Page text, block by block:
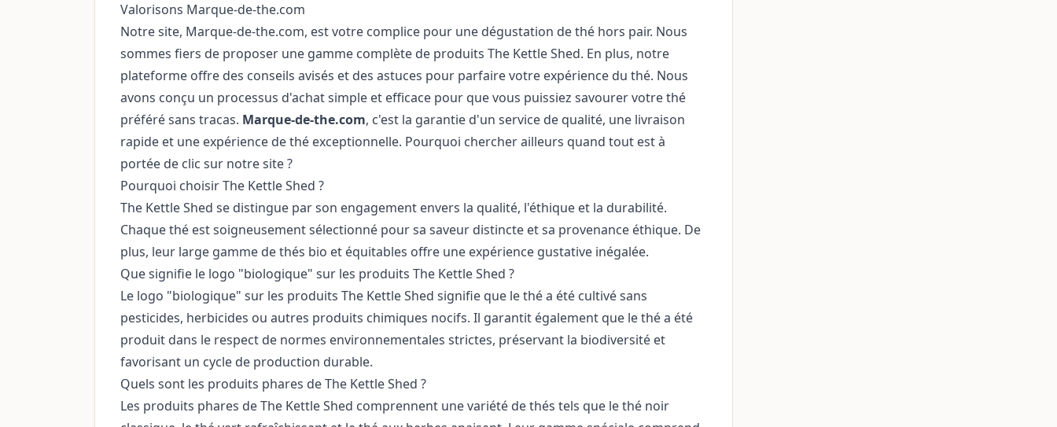
Valorisons Marque-de-the.com
Notre site, Marque-de-the.com, est votre complice pour une dégustation de thé hors pair. Nous
sommes fiers de proposer une gamme complète de produits The Kettle Shed. En plus, notre
plateforme offre des conseils avisés et des astuces pour parfaire votre expérience du thé. Nous
avons conçu un processus d'achat simple et efficace pour que vous puissiez savourer votre thé
préféré sans tracas. Marque-de-the.com, c'est la garantie d'un service de qualité, une livraison
rapide et une expérience de thé exceptionnelle. Pourquoi chercher ailleurs quand tout est à
portée de clic sur notre site ?
Pourquoi choisir The Kettle Shed ?
The Kettle Shed se distingue par son engagement envers la qualité, l'éthique et la durabilité.
Chaque thé est soigneusement sélectionné pour sa saveur distincte et sa provenance éthique. De
plus, leur large gamme de thés bio et équitables offre une expérience gustative inégalée.
Que signifie le logo "biologique" sur les produits The Kettle Shed ?
Le logo "biologique" sur les produits The Kettle Shed signifie que le thé a été cultivé sans
pesticides, herbicides ou autres produits chimiques nocifs. Il garantit également que le thé a été
produit dans le respect de normes environnementales strictes, préservant la biodiversité et
favorisant un cycle de production durable.
Quels sont les produits phares de The Kettle Shed ?
Les produits phares de The Kettle Shed comprennent une variété de thés tels que le thé noir